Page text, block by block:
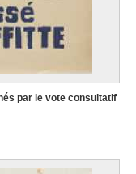
par le vote consultatif